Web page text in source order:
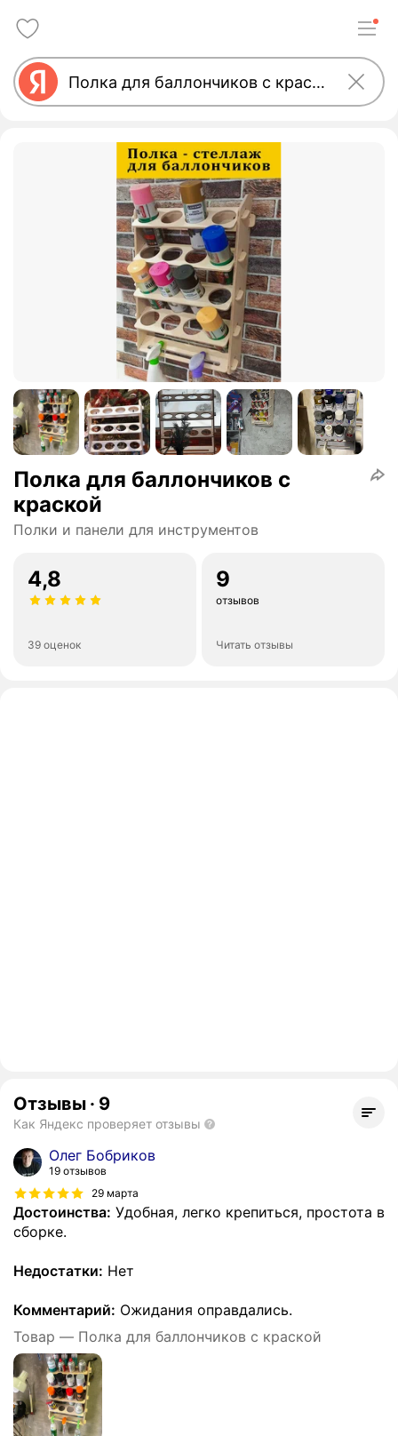
Полка для баллончиков с
краской
Полки и панели для инструментов
4,8
39 оценок
9
отзывов
Читать отзывы
Отзывы · 9
Как Яндекс проверяет отзывы
Олег Бобриков
19 отзывов
29 марта
Достоинства: Удобная, легко крепиться, простота в
сборке.
Недостатки: Нет
Комментарий: Ожидания оправдались.
Товар — Полка для баллончиков с краской